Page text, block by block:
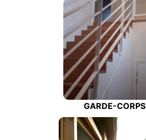
GARDE-CORPS